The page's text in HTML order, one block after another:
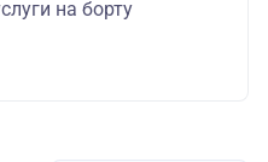
на борту